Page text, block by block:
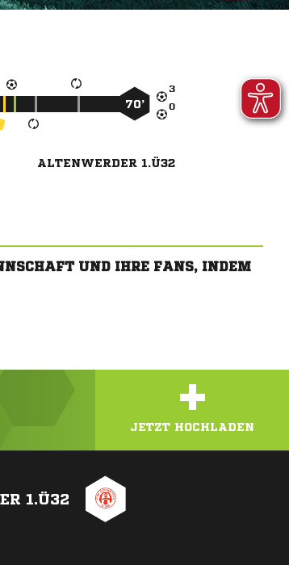


70’
ALTENWERDER 1.Ü32
UND IHRE FANS, INDEM
+
JETZT HOCHLADEN
1.Ü32